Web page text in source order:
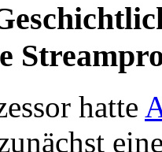
hatte